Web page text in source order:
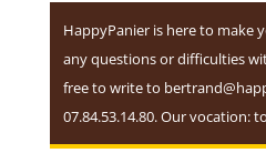
HappyPanier is here to make
any questions or difficulties
free to write to
07.84.53.14.80. Our vocation: